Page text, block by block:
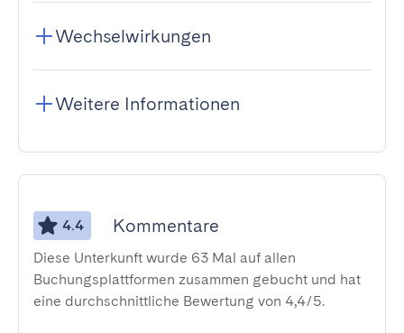
Wechselwirkungen
Weitere Informationen
4.4 Kommentare
Diese Unterkunft wurde 63 Mal auf allen
Buchungsplattformen zusammen gebucht und hat
eine durchschnittliche Bewertung von 4,4/5.